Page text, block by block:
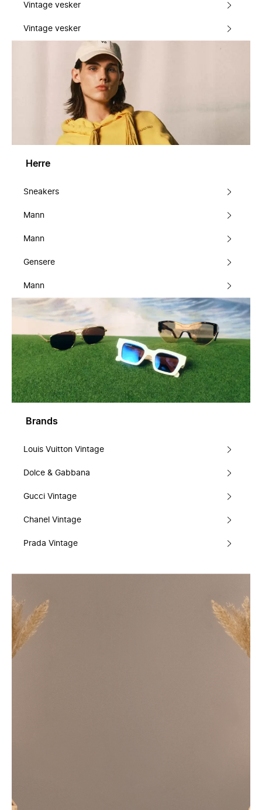
Vintage vesker
Vintage vesker
Herre
Sneakers
Mann
Mann
Gensere
Mann
Brands
Louis Vuitton Vintage
Dolce & Gabbana
Gucci Vintage
Chanel Vintage
Prada Vintage